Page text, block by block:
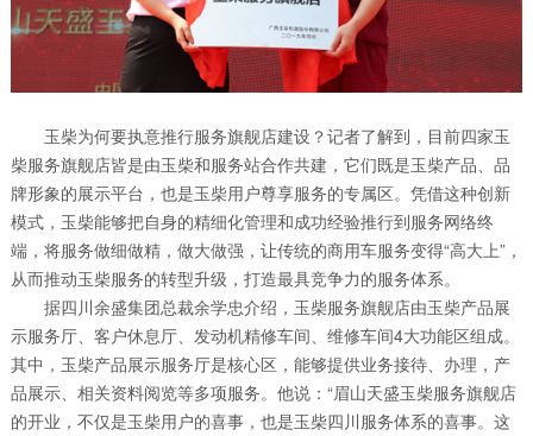
玉柴为何要执意推行服务旗舰店建设？记者了解到，目前四家玉
柴服务旗舰店皆是由玉柴和服务站合作共建，它们既是玉柴产品、品
牌形象的展示平台，也是玉柴用户尊享服务的专属区。凭借这种创新
模式，玉柴能够把自身的精细化管理和成功经验推行到服务网络终
端，将服务做细做精，做大做强，让传统的商用车服务变得“高大上”，
从而推动玉柴服务的转型升级，打造最具竞争力的服务体系。
据四川余盛集团总裁余学忠介绍，玉柴服务旗舰店由玉柴产品展
示服务厅、客户休息厅、发动机精修车间、维修车间4大功能区组成。
其中，玉柴产品展示服务厅是核心区，能够提供业务接待、办理，产
品展示、相关资料阅览等多项服务。他说：“眉山天盛玉柴服务旗舰店
的开业，不仅是玉柴用户的喜事，也是玉柴四川服务体系的喜事。这